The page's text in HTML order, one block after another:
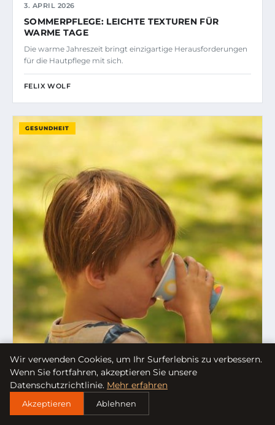
3. APRIL 2026
SOMMERPFLEGE: LEICHTE TEXTUREN FÜR
WARME TAGE
Die warme Jahreszeit bringt einzigartige Herausforderungen
für die Hautpflege mit sich.
FELIX WOLF
GESUNDHEIT
Wir verwenden Cookies, um Ihr Surferlebnis zu verbessern.
Wenn Sie fortfahren, akzeptieren Sie unsere
Datenschutzrichtlinie. Mehr erfahren
Akzeptieren Ablehnen